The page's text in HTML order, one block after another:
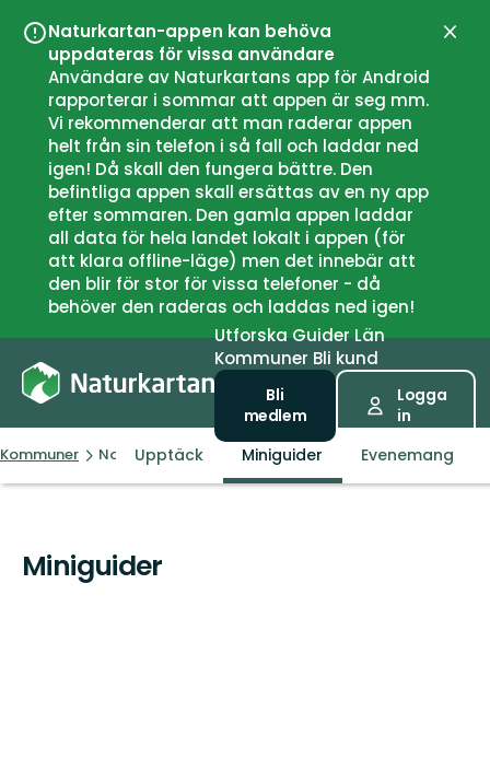
Naturkartan-appen kan behöva
uppdateras för vissa användare
Användare av Naturkartans app för Android
rapporterar i sommar att appen är seg mm.
Vi rekommenderar att man raderar appen
helt från sin telefon i så fall och laddar ned
igen! Då skall den fungera bättre. Den
befintliga appen skall ersättas av en ny app
efter sommaren. Den gamla appen laddar
all data för hela landet lokalt i appen (för
att klara offline-läge) men det innebär att
den blir för stor för vissa telefoner - då
behöver den raderas och laddas ned igen!
UtforskaGuiderLän
Kommuner Bli kund
Bli
medlem
Logga
in
Kommuner NordkappUpptäck Miniguider Evenemang
Miniguider